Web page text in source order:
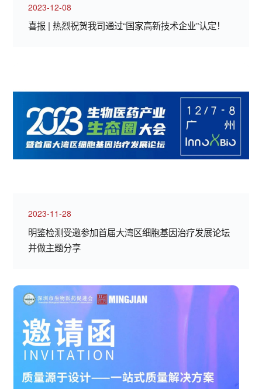
2023-12-08
喜报 | 热烈祝贺我司通过“国家高新技术企业”认定！
2023-11-28
明鉴检测受邀参加首届大湾区细胞基因治疗发展论坛
并做主题分享